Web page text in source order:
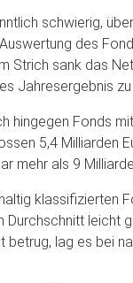
schwierig,
des
Strich sank das
Jahresergebnis
hingegen Fonds
5,4 Milliarden
mehr als 9
klassifizierten
Durchschnitt leicht
lag es bei